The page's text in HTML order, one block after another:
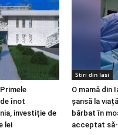
înot
investiție de
lei
Stiri din Iasi
O mamă din
șansă la
bărbat în
acceptat